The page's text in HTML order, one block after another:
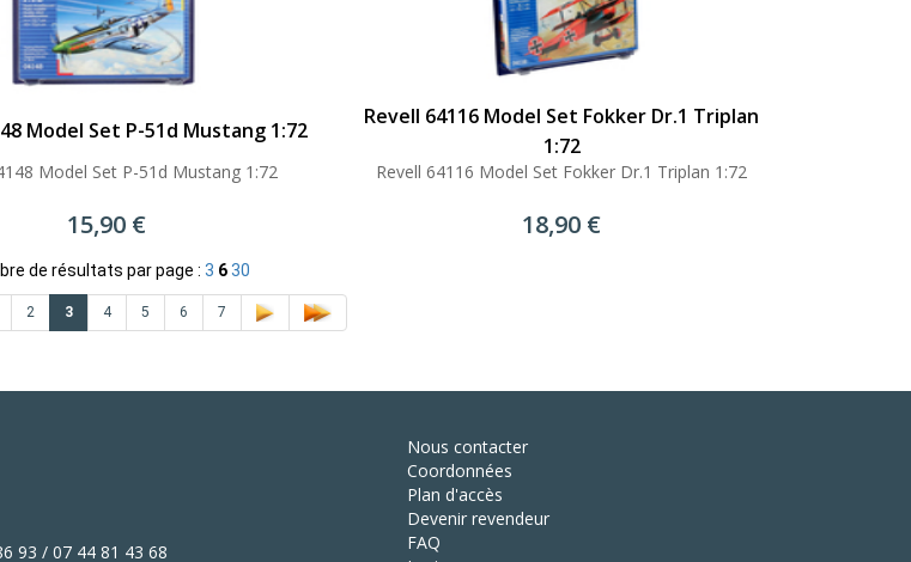
Model Set P-51d Mustang 1:72
Model Set P-51d Mustang 1:72
15,90 €
Revell 64116 Model Set Fokker Dr.1 Triplan
1:72
Revell 64116 Model Set Fokker Dr.1 Triplan 1:72
18,90 €
de résultats par page : 3 6 30
2 3 4 5 6 7
93 / 07 44 81 43 68
Nous contacter
Coordonnées
Plan d'accès
Devenir revendeur
FAQ